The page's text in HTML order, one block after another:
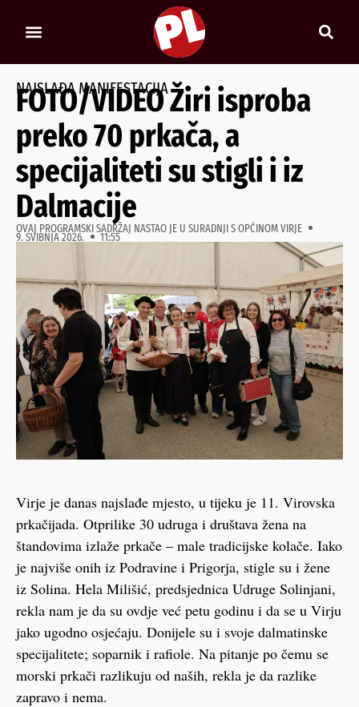
NAJSLAĐA MANIFESTACIJA
FOTO/VIDEO Žiri isproba
preko 70 prkača, a
specijaliteti su stigli i iz
Dalmacije
OVAJ PROGRAMSKI SADRŽAJ NASTAO JE U SURADNJI S OPĆINOM VIRJE
9. SVIBNJA 2026. 11:55
Virje je danas najslađe mjesto, u tijeku je 11. Virovska
prkačijada. Otprilike 30 udruga i društava žena na
štandovima izlaže prkače – male tradicijske kolače. Iako
je najviše onih iz Podravine i Prigorja, stigle su i žene
iz Solina. Hela Milišić, predsjednica Udruge Solinjani,
rekla nam je da su ovdje već petu godinu i da se u Virju
jako ugodno osjećaju. Donijele su i svoje dalmatinske
specijalitete; soparnik i rafiole. Na pitanje po čemu se
morski prkači razlikuju od naših, rekla je da razlike
zapravo i nema.